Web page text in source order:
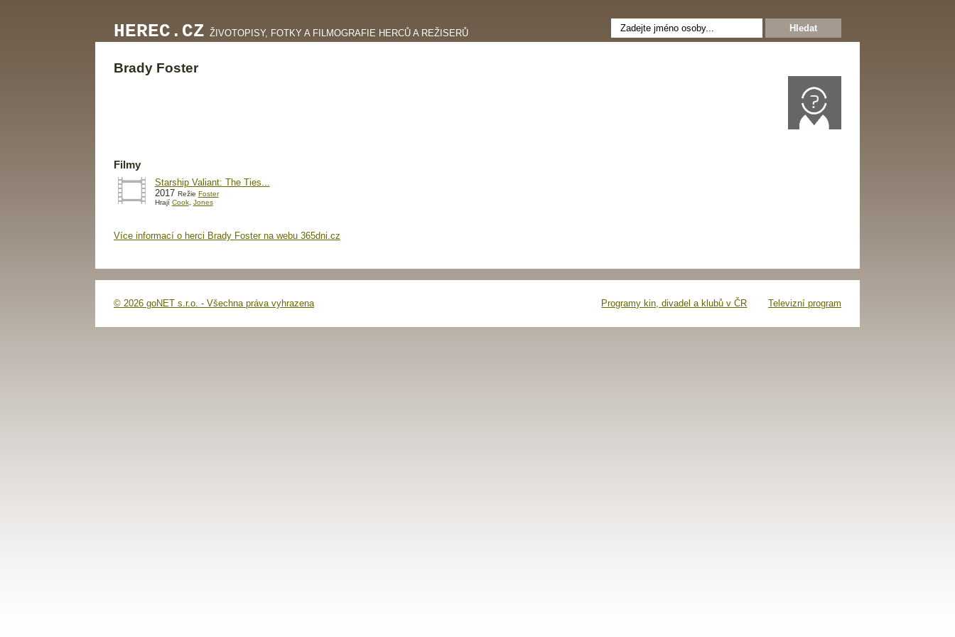
HEREC.CZ ŽIVOTOPISY, FOTKY A FILMOGRAFIE HERCŮ A REŽISERŮ
Brady Foster
Filmy
Starship Valiant: The Ties...
2017 Režie Foster
Hrají Cook, Jones
Více informací o herci Brady Foster na webu 365dni.cz
© 2026 goNET s.r.o. - Všechna práva vyhrazena Programy kin, divadel a klubů v ČR Televizní program